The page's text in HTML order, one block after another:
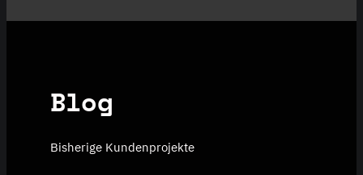
Blog
Bisherige Kundenprojekte